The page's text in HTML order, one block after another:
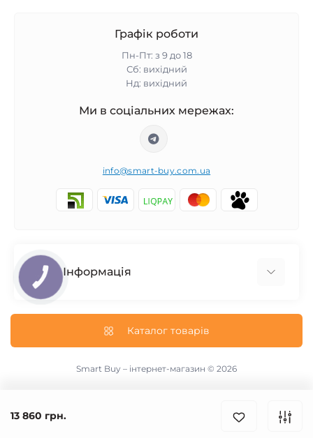
13 860 грн.
Графік роботи
Пн-Пт: з 9 до 18
Сб: вихідний
Нд: вихідний
Ми в соціальних мережах:
info@smart-buy.com.ua
Інформація
Про нас
Інформація про доставку
Каталог товарів
Smart Buy – інтернет-магазин © 2026
КНОПКА
ЗВ'ЯЗКУ